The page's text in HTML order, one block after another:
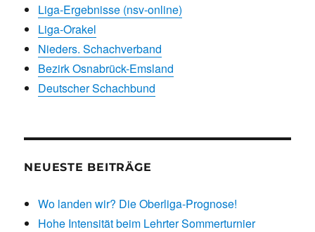
Liga-Ergebnisse (nsv-online)
Liga-Orakel
Nieders. Schachverband
Bezirk Osnabrück-Emsland
Deutscher Schachbund
NEUESTE BEITRÄGE
Wo landen wir? Die Oberliga-Prognose!
Hohe Intensität beim Lehrter Sommerturnier